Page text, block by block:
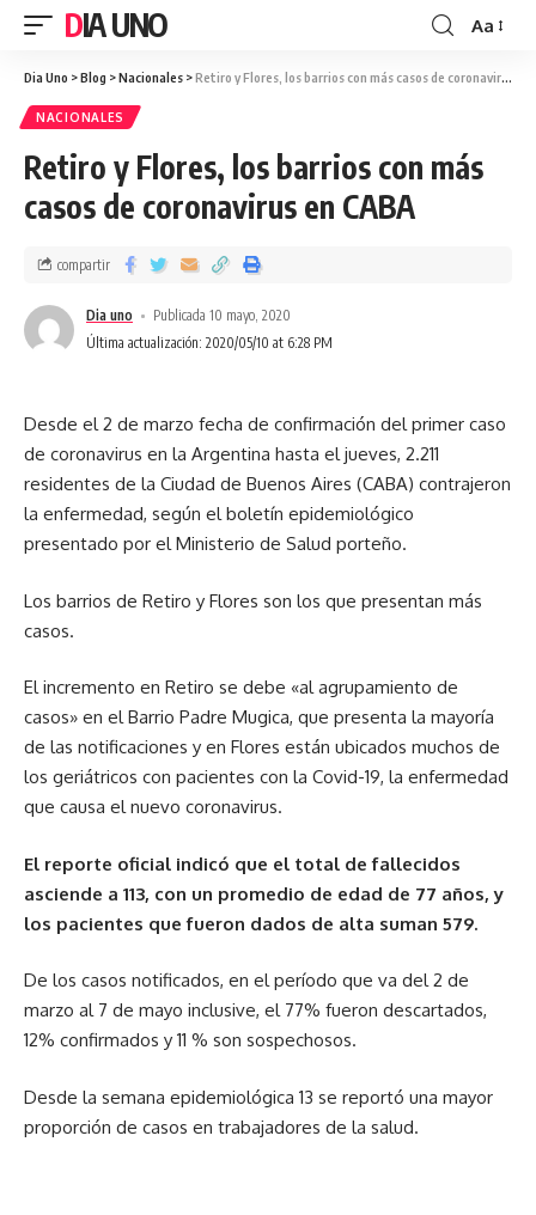
DIA UNO Aa
Dia Uno >Blog >Nacionales >Retiro y Flores, los barrios con más casos de coronavirus en CABA
NACIONALES
Retiro y Flores, los barrios con más
casos de coronavirus en CABA
Última actualización: 2020/05/10 at 6:28 PM
Dia uno Publicada 10 mayo, 2020
compartir
Desde el 2 de marzo fecha de confirmación del primer caso
de coronavirus en la Argentina hasta el jueves, 2.211
residentes de la Ciudad de Buenos Aires (CABA) contrajeron
la enfermedad, según el boletín epidemiológico
presentado por el Ministerio de Salud porteño.
Los barrios de Retiro y Flores son los que presentan más
casos.
El incremento en Retiro se debe «al agrupamiento de
casos» en el Barrio Padre Mugica, que presenta la mayoría
de las notificaciones y en Flores están ubicados muchos de
los geriátricos con pacientes con la Covid-19, la enfermedad
que causa el nuevo coronavirus.
El reporte oficial indicó que el total de fallecidos
asciende a 113, con un promedio de edad de 77 años, y
los pacientes que fueron dados de alta suman 579.
De los casos notificados, en el período que va del 2 de
marzo al 7 de mayo inclusive, el 77% fueron descartados,
12% confirmados y 11 % son sospechosos.
Desde la semana epidemiológica 13 se reportó una mayor
proporción de casos en trabajadores de la salud.